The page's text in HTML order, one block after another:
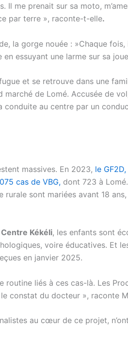
Il me prenait sur sa moto,
par terre », raconte-t-elle.
la gorge nouée : »Chaque
essuyant une larme sur sa
et se retrouve dans une
de Lomé. Accusée de
conduite au centre par un
massives. En 2023, le
cas de VBG, dont 723 à Lomé.
rurale sont mariées avant 18
Centre Kékéli, les enfants sont
voire éducatives. Et
en janvier 2025.
routine liés à ces cas-là. Les
constat du docteur », raconte
au cœur de ce projet,